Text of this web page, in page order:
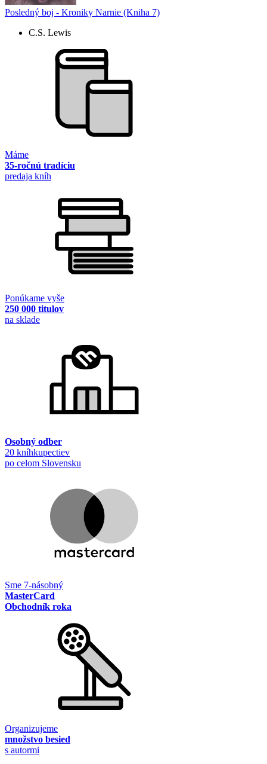
Posledný boj - Kroniky Narnie (Kniha 7)
C.S. Lewis
Máme
35-ročnú tradíciu
predaja kníh
Ponúkame vyše
250 000 titulov
na sklade
Osobný odber
20 kníhkupectiev
po celom Slovensku
Sme 7-násobný
MasterCard
Obchodník roka
Organizujeme
množstvo besied
s autormi